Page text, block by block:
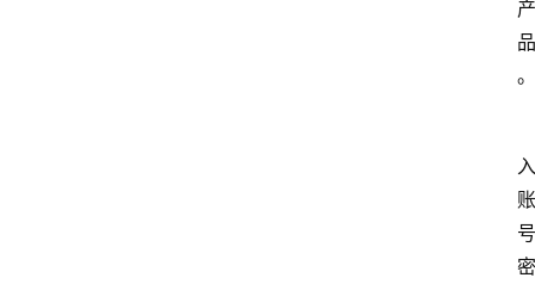
产
品
。
入
账
号
密